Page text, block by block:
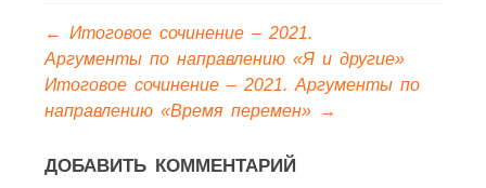
← Итоговое сочинение – 2021.
Аргументы по направлению «Я и другие»
Итоговое сочинение – 2021. Аргументы по
направлению «Время перемен» →
ДОБАВИТЬ КОММЕНТАРИЙ